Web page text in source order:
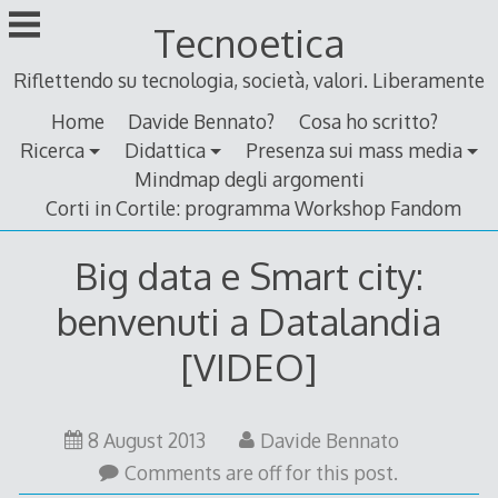
Skip
to
Tecnoetica
Riflettendo su tecnologia, società, valori. Liberamente
Home
Davide Bennato?
Cosa ho scritto?
Ricerca
Didattica
Presenza sui mass media
Mindmap degli argomenti
Corti in Cortile: programma Workshop Fandom
Big data e Smart city:
benvenuti a Datalandia
[VIDEO]
8 August 2013
August
Davide Bennato
Comments are off for this post.